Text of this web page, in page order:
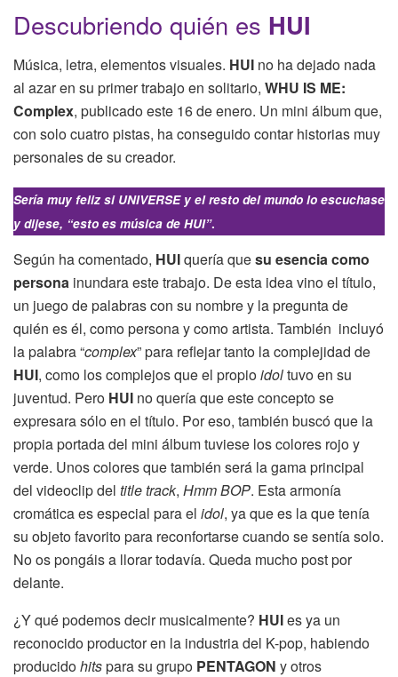
Descubriendo quién es HUI
Música, letra, elementos visuales. HUI no ha dejado nada
al azar en su primer trabajo en solitario, WHU IS ME:
Complex, publicado este 16 de enero. Un mini álbum que,
con solo cuatro pistas, ha conseguido contar historias muy
personales de su creador.
Sería muy feliz si UNIVERSE y el resto del mundo lo escuchase
y dijese, “esto es música de HUI”.
Según ha comentado, HUIquería quesu esencia como
persona inundara este trabajo. De esta idea vino el título,
un juego de palabras con su nombre y la pregunta de
quién es él, como persona y como artista. También incluyó
la palabra “complex” para reflejar tanto la complejidad de
HUI, como los complejos que el propioidoltuvo en su
juventud. Pero HUI no quería que este concepto se
expresara sólo en el título. Por eso, también buscó que la
propia portada del mini álbum tuviese los colores rojo y
verde. Unos colores que también será la gama principal
del videoclip del title track, Hmm BOP. Esta armonía
cromática es especial para el idol, ya que es la que tenía
su objeto favorito para reconfortarse cuando se sentía solo.
No os pongáis a llorar todavía. Queda mucho post por
delante.
¿Y qué podemos decir musicalmente? HUIes ya un
reconocido productor en la industria del K-pop, habiendo
producidohitspara su grupo PENTAGON y otros